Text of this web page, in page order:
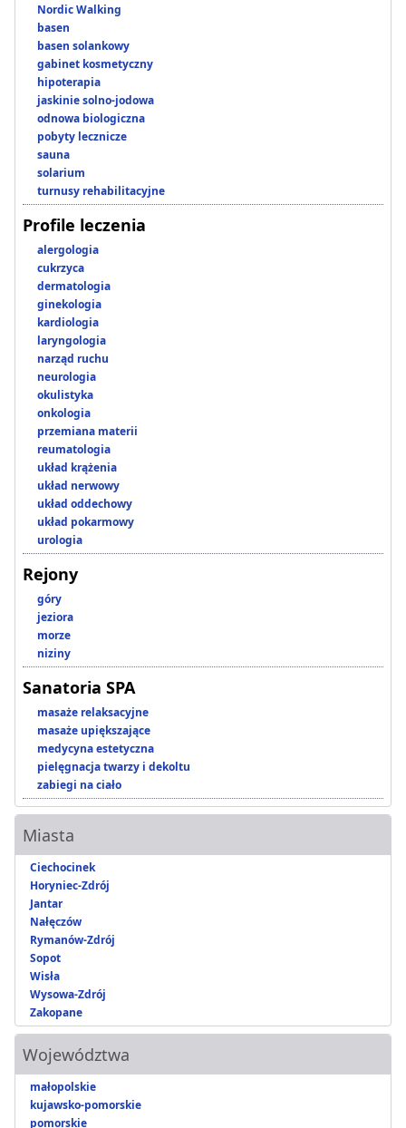
Nordic Walking
basen
basen solankowy
gabinet kosmetyczny
hipoterapia
jaskinie solno-jodowa
odnowa biologiczna
pobyty lecznicze
sauna
solarium
turnusy rehabilitacyjne
Profile leczenia
alergologia
cukrzyca
dermatologia
ginekologia
kardiologia
laryngologia
narząd ruchu
neurologia
okulistyka
onkologia
przemiana materii
reumatologia
układ krążenia
układ nerwowy
układ oddechowy
układ pokarmowy
urologia
Rejony
góry
jeziora
morze
niziny
Sanatoria SPA
masaże relaksacyjne
masaże upiększające
medycyna estetyczna
pielęgnacja twarzy i dekoltu
zabiegi na ciało
Miasta
Ciechocinek
Horyniec-Zdrój
Jantar
Nałęczów
Rymanów-Zdrój
Sopot
Wisła
Wysowa-Zdrój
Zakopane
Województwa
małopolskie
kujawsko-pomorskie
pomorskie